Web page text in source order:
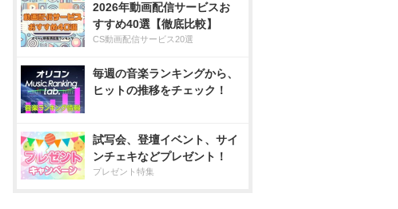
2026年動画配信サービスお
すすめ40選【徹底比較】
CS動画配信サービス20選
毎週の音楽ランキングから、
ヒットの推移をチェック！
試写会、登壇イベント、サイ
ンチェキなどプレゼント！
プレゼント特集